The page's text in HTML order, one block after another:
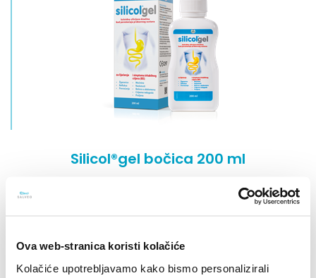
Ova web-stranica koristi kolačiće
Kolačiće upotrebljavamo kako bismo personalizirali
Silicol®gel bočica 200 ml